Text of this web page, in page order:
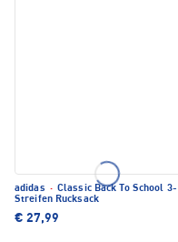
adidas · Classic Back To School 3-
Streifen Rucksack
€ 27,99